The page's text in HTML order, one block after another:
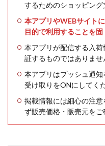
するためのショッピング
本アプリやWEBサイト
目的で利用することを固
本アプリが配信する入
証するものではありませ
本アプリはプッシュ通
受け取りをONにしてく
掲載情報には細心の注
ず販売価格・販売元をご